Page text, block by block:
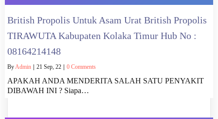
British Propolis Untuk Asam Urat British Propolis
TIRAWUTA Kabupaten Kolaka Timur Hub No :
08164214148
ByAdmin 21 Sep, 22 0 Comments
APAKAH ANDA MENDERITA SALAH SATU PENYAKIT
DIBAWAH INI ? Siapa…